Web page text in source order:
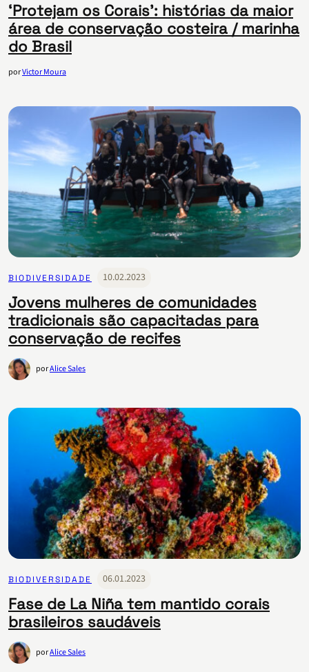
‘Protejam os Corais’: histórias da maior
área de conservação costeira / marinha
do Brasil
porVictor Moura
BIODIVERSIDADE 10.02.2023
Jovens mulheres de comunidades
tradicionais são capacitadas para
conservação de recifes
porAlice Sales
BIODIVERSIDADE 06.01.2023
Fase de La Niña tem mantido corais
brasileiros saudáveis
porAlice Sales